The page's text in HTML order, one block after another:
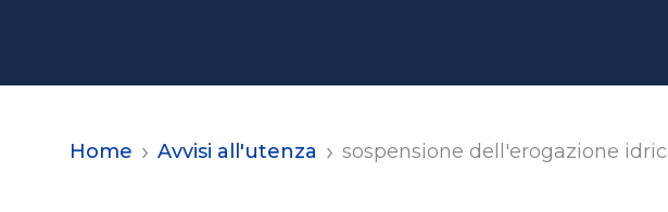
Home Avvisi all'utenza sospensione dell'erogazione